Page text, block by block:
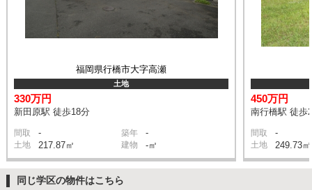
福岡県行橋市大字高瀬
土地
330万円
新田原駅 徒歩18分
間取 - 築年 -
土地 217.87㎡ 建物 -㎡
450万円
南行橋駅 徒歩
間取 -
土地 249.73㎡
同じ学区の物件はこちら